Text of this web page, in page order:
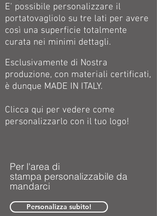
E' possibile personalizzare il
portatovagliolo su tre lati per avere
così una superficie totalmente
curata nei minimi dettagli.
Esclusivamente di Nostra
produzione, con materiali certificati,
è dunque MADE IN ITALY.
Clicca qui per vedere come
personalizzarlo con il tuo logo!
Per l'area di
stampa personalizzabile da
mandarci
Personalizza subito!